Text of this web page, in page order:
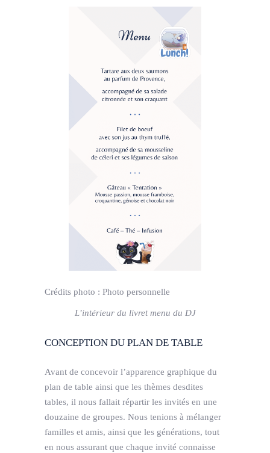
Crédits photo : Photo personnelle
L’intérieur du livret menu du DJ
CONCEPTION DU PLAN DE TABLE
Avant de concevoir l’apparence graphique du
plan de table ainsi que les thèmes desdites
tables, il nous fallait répartir les invités en une
douzaine de groupes. Nous tenions à mélanger
familles et amis, ainsi que les générations, tout
en nous assurant que chaque invité connaisse